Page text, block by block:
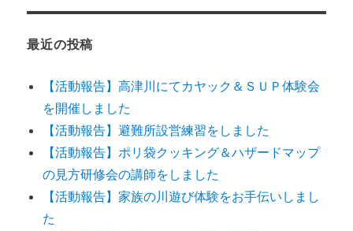
最近の投稿
【活動報告】高津川にてカヤック＆ＳＵＰ体験会
を開催しました
【活動報告】避難所設営練習をしました
【活動報告】ポリ袋クッキング＆ハザードマップ
の見方研修会の講師をしました
【活動報告】家族の川遊び体験をお手伝いしまし
た